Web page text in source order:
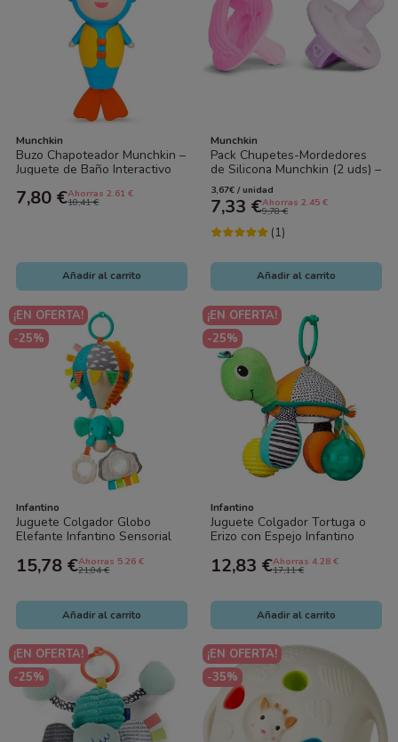
Munchkin
Buzo Chapoteador Munchkin –
Juguete de Baño Interactivo
Educativo
7,80 €Ahorras 2.61 €
10,41 €
Añadir al carrito
Munchkin
Pack Chupetes-Mordedores
de Silicona Munchkin (2 uds) –
Mordedor Bebé para
Dentición |...
3,67€ / unidad
7,33 €Ahorras 2.45 €
9,78 €
(1)
Añadir al carrito
¡EN OFERTA!
-25%
Infantino
Juguete Colgador Globo
Elefante Infantino Sensorial
15,78 €Ahorras 5.26 €
21,04 €
Añadir al carrito
¡EN OFERTA!
-25%
Infantino
Juguete Colgador Tortuga o
Erizo con Espejo Infantino
12,83 €Ahorras 4.28 €
17,11 €
Añadir al carrito
¡EN OFERTA!
-25%
¡EN OFERTA!
-35%